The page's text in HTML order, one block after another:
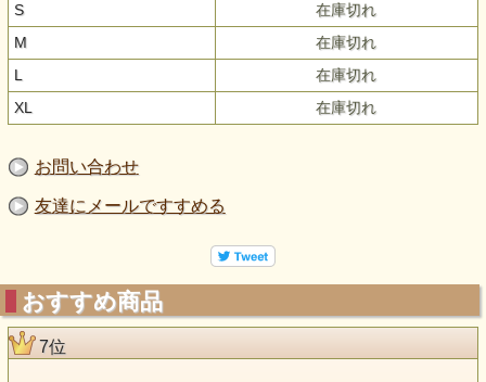
S
在庫切れ
M
在庫切れ
L
在庫切れ
XL
在庫切れ
お問い合わせ
友達にメールですすめる
おすすめ商品
7位